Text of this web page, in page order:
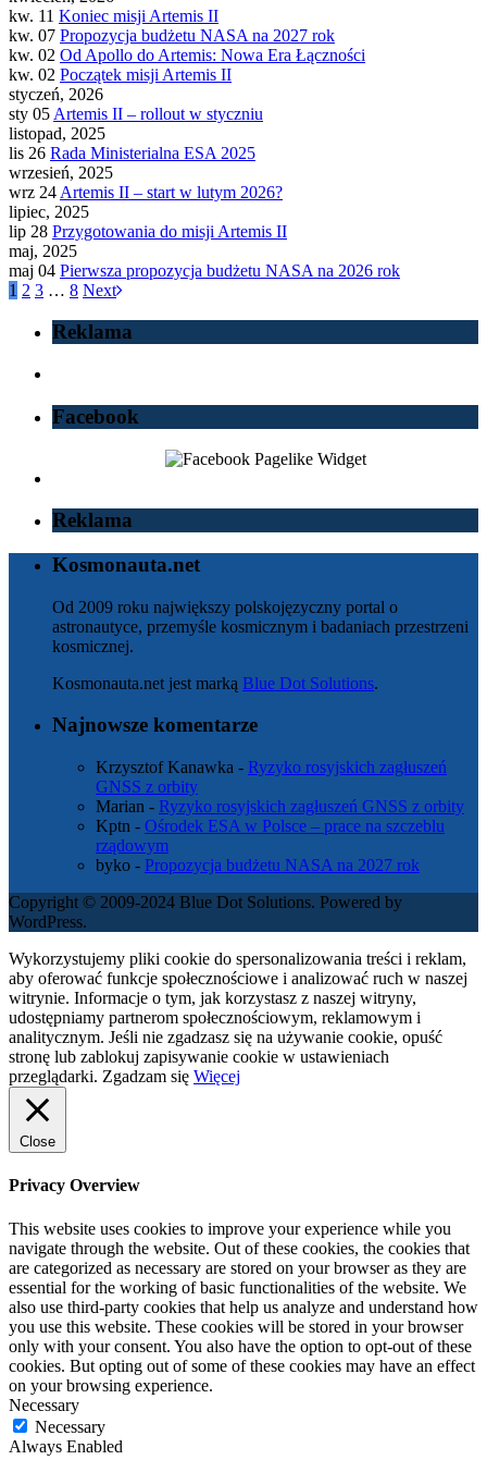
kw. 11 Koniec misji Artemis II
kw. 07 Propozycja budżetu NASA na 2027 rok
kw. 02 Od Apollo do Artemis: Nowa Era Łączności
kw. 02 Początek misji Artemis II
styczeń, 2026
sty 05 Artemis II – rollout w styczniu
listopad, 2025
lis 26 Rada Ministerialna ESA 2025
wrzesień, 2025
wrz 24 Artemis II – start w lutym 2026?
lipiec, 2025
lip 28 Przygotowania do misji Artemis II
maj, 2025
maj 04 Pierwsza propozycja budżetu NASA na 2026 rok
1 2 3 … 8 Next
Reklama
Facebook
Reklama
Kosmonauta.net
Od 2009 roku największy polskojęzyczny portal o
astronautyce, przemyśle kosmicznym i badaniach przestrzeni
kosmicznej.
Kosmonauta.net jest marką Blue Dot Solutions.
Najnowsze komentarze
Krzysztof Kanawka - Ryzyko rosyjskich zagłuszeń
GNSS z orbity
Marian - Ryzyko rosyjskich zagłuszeń GNSS z orbity
Kptn - Ośrodek ESA w Polsce – prace na szczeblu
rządowym
byko - Propozycja budżetu NASA na 2027 rok
Copyright © 2009-2024 Blue Dot Solutions. Powered by
WordPress.
Wykorzystujemy pliki cookie do spersonalizowania treści i reklam,
aby oferować funkcje społecznościowe i analizować ruch w naszej
witrynie. Informacje o tym, jak korzystasz z naszej witryny,
udostępniamy partnerom społecznościowym, reklamowym i
analitycznym. Jeśli nie zgadzasz się na używanie cookie, opuść
stronę lub zablokuj zapisywanie cookie w ustawieniach
przeglądarki. Zgadzam się Więcej
Close
Privacy Overview
This website uses cookies to improve your experience while you
navigate through the website. Out of these cookies, the cookies that
are categorized as necessary are stored on your browser as they are
essential for the working of basic functionalities of the website. We
also use third-party cookies that help us analyze and understand how
you use this website. These cookies will be stored in your browser
only with your consent. You also have the option to opt-out of these
cookies. But opting out of some of these cookies may have an effect
on your browsing experience.
Necessary
Necessary
Always Enabled